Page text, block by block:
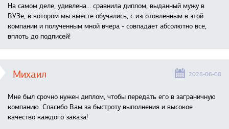
На самом деле, удивлена… сравнила диплом, выданный мужу в
ВУЗе, в котором мы вместе обучались, с изготовленным в этой
компании и полученным мной вчера - совпадает абсолютно все,
вплоть до подписей!
Михаил 2026-06-08
Мне был срочно нужен диплом, чтобы передать его в заграничную
компанию. Спасибо Вам за быстроту выполнения и высокое
качество каждого заказа!